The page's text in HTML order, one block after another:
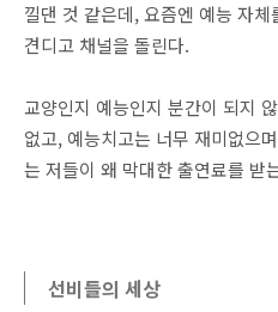
낄댄 것 같은데, 요즘엔 예능 자
견디고 채널을 돌린다.
교양인지 예능인지 분간이 되지
없고, 예능치고는 너무 재미없으
는 저들이 왜 막대한 출연료를 받
선비들의 세상